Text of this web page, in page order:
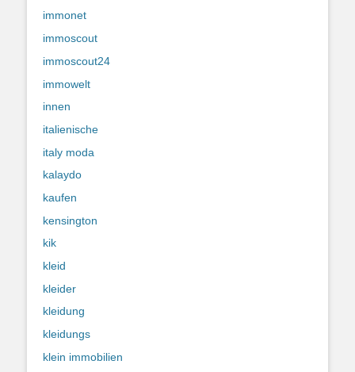
immonet
immoscout
immoscout24
immowelt
innen
italienische
italy moda
kalaydo
kaufen
kensington
kik
kleid
kleider
kleidung
kleidungs
klein immobilien